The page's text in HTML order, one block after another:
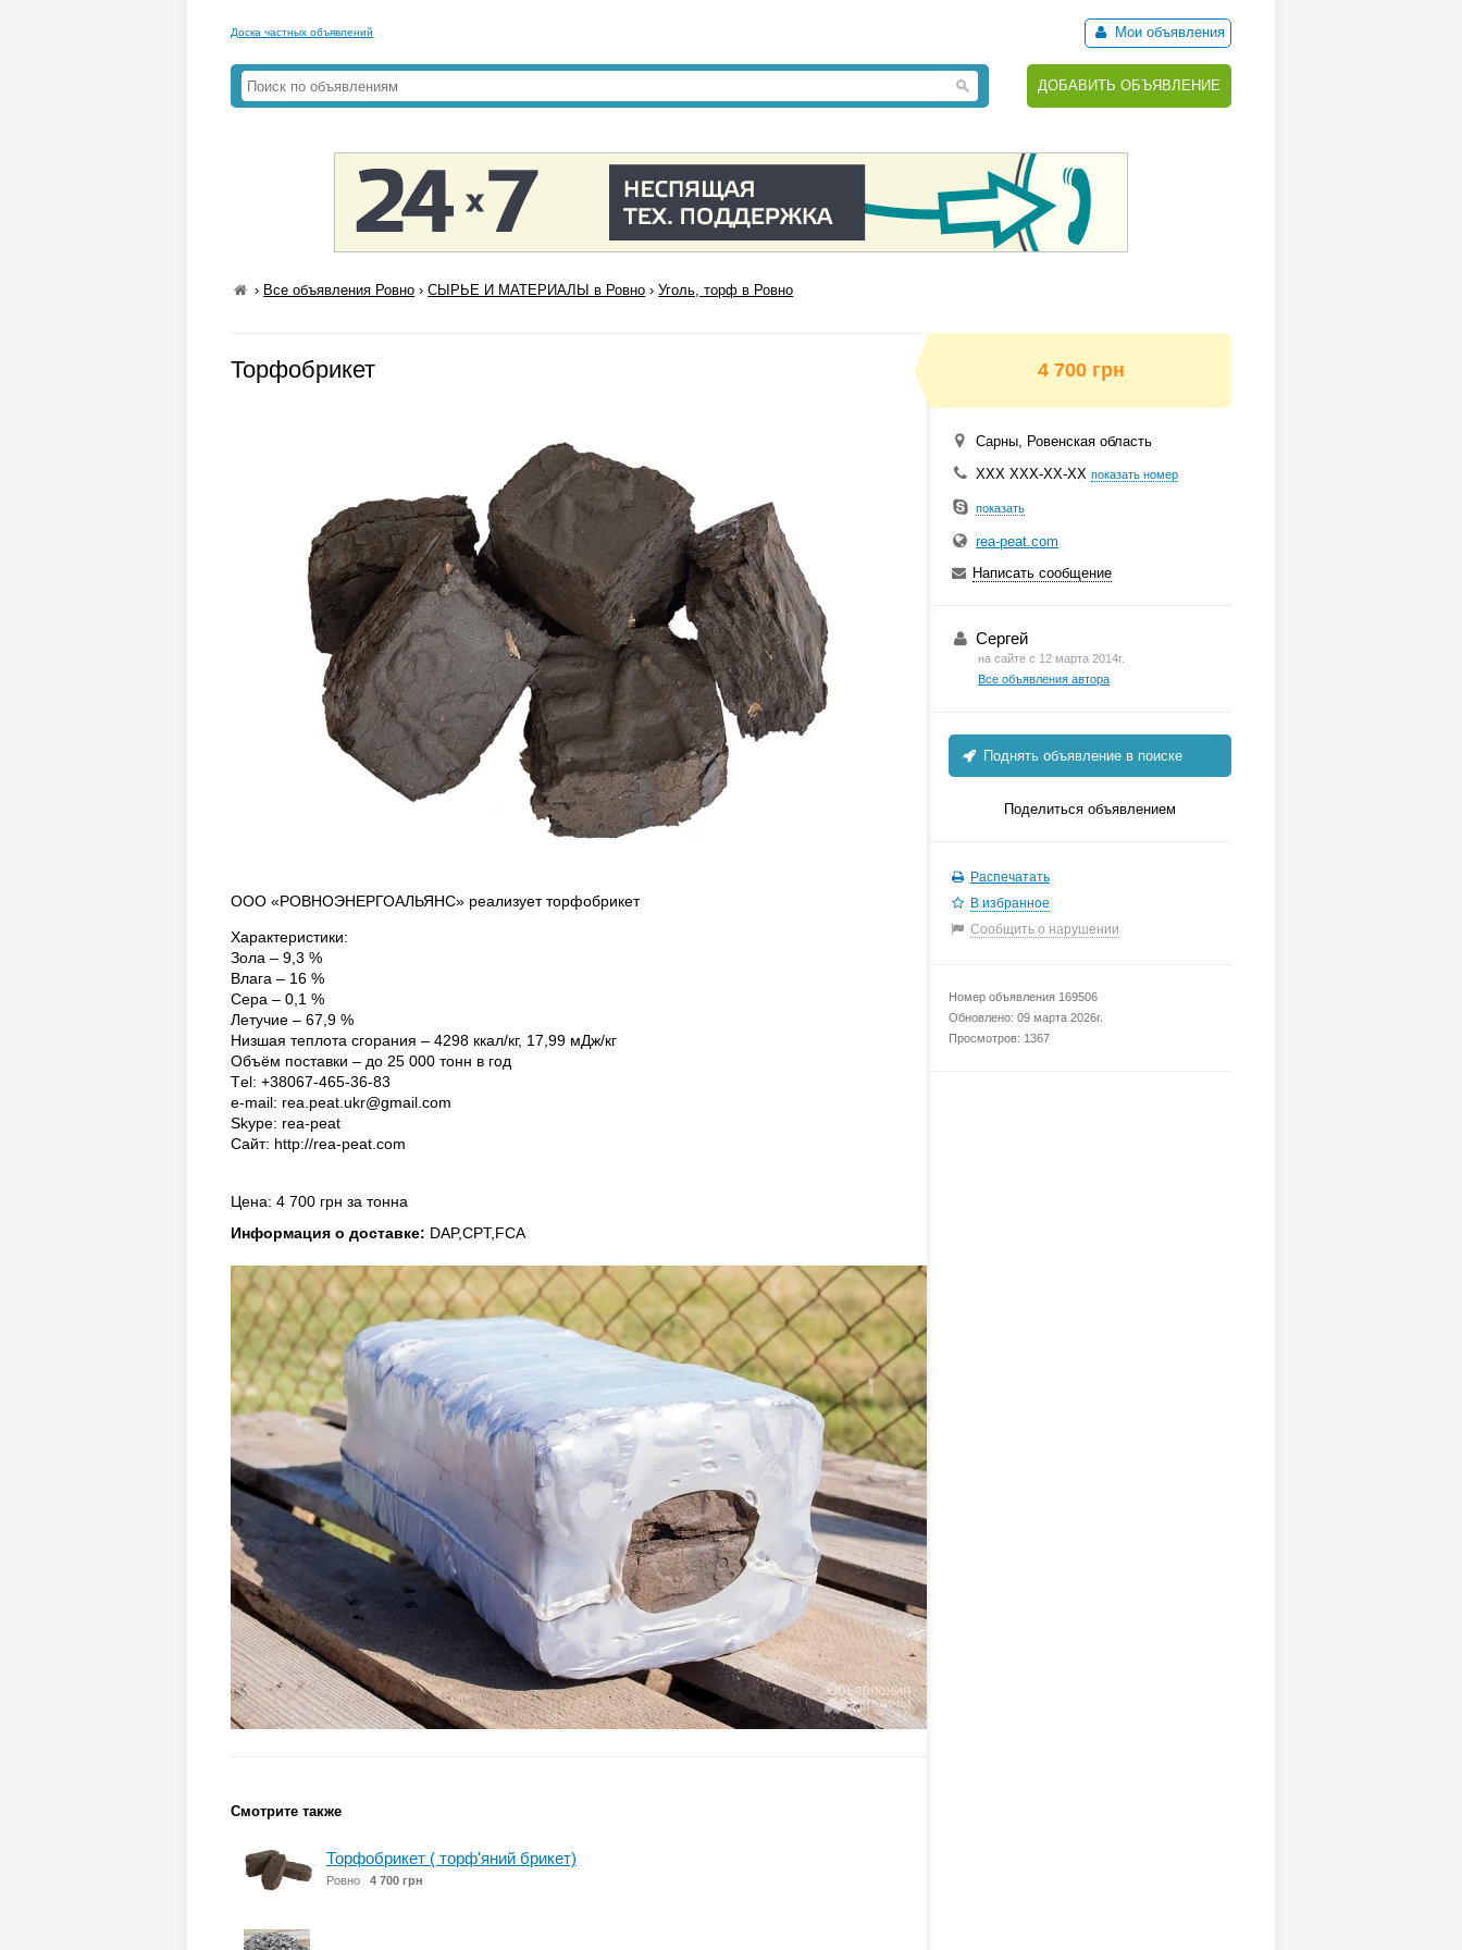
Доска частных объявлений Мои объявления
ДОБАВИТЬ ОБЪЯВЛЕНИЕ
› Все объявления Ровно ›СЫРЬЕ И МАТЕРИАЛЫ в Ровно ›Уголь, торф в Ровно
Торфобрикет
ООО «РОВНОЭНЕРГОАЛЬЯНС» реализует торфобрикет
Характеристики:
Зола – 9,3 %
Влага – 16 %
Сера – 0,1 %
Летучие – 67,9 %
Низшая теплота сгорания – 4298 ккал/кг, 17,99 мДж/кг
Объём поставки – до 25 000 тонн в год
Тel: +38067-465-36-83
e-mail: rea.peat.ukr@gmail.com
Skype: rea-peat
Сайт: http://rea-peat.com
Цена: 4 700 грн за тонна
Информация о доставке: DAP,CPT,FCA
Смотрите также
Торфобрикет ( торф'яний брикет)
Ровно 4 700 грн
4 700 грн
Сарны, Ровенская область
ХХХ ХХХ-ХХ-ХХ показать номер
показать
rea-peat.com
Написать сообщение
Сергей
на сайте с 12 марта 2014г.
Все объявления автора
Поднять объявление в поиске
Поделиться объявлением
Распечатать
В избранное
Сообщить о нарушении
Номер объявления 169506
Обновлено: 09 марта 2026г.
Просмотров: 1367